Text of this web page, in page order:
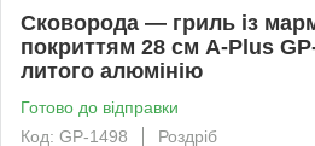
Сковорода — гриль із
покриттям 28 см A-Plus
литого алюмінію
Готово до відправки
Код: GP-1498
Роздріб